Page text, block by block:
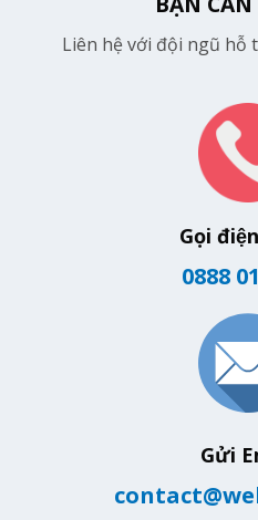
Liên hệ với đội ngũ hỗ
Gọi
0888
Gửi